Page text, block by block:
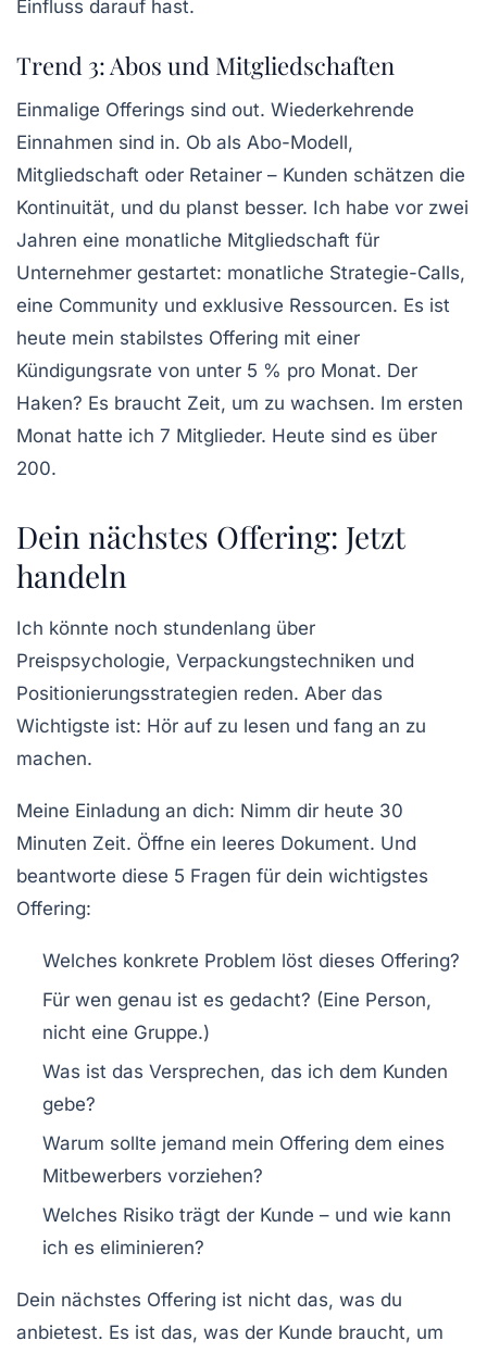
Einfluss darauf hast.
Trend 3: Abos und Mitgliedschaften
Einmalige Offerings sind out. Wiederkehrende
Einnahmen sind in. Ob als Abo-Modell,
Mitgliedschaft oder Retainer – Kunden schätzen die
Kontinuität, und du planst besser. Ich habe vor zwei
Jahren eine monatliche Mitgliedschaft für
Unternehmer gestartet: monatliche Strategie-Calls,
eine Community und exklusive Ressourcen. Es ist
heute mein stabilstes Offering mit einer
Kündigungsrate von unter 5 % pro Monat. Der
Haken? Es braucht Zeit, um zu wachsen. Im ersten
Monat hatte ich 7 Mitglieder. Heute sind es über
200.
Dein nächstes Offering: Jetzt
handeln
Ich könnte noch stundenlang über
Preispsychologie, Verpackungstechniken und
Positionierungsstrategien reden. Aber das
Wichtigste ist: Hör auf zu lesen und fang an zu
machen.
Meine Einladung an dich: Nimm dir heute 30
Minuten Zeit. Öffne ein leeres Dokument. Und
beantworte diese 5 Fragen für dein wichtigstes
Offering:
Welches konkrete Problem löst dieses Offering?
Für wen genau ist es gedacht? (Eine Person,
nicht eine Gruppe.)
Was ist das Versprechen, das ich dem Kunden
gebe?
Warum sollte jemand mein Offering dem eines
Mitbewerbers vorziehen?
Welches Risiko trägt der Kunde – und wie kann
ich es eliminieren?
Dein nächstes Offering ist nicht das, was du
anbietest. Es ist das, was der Kunde braucht, um